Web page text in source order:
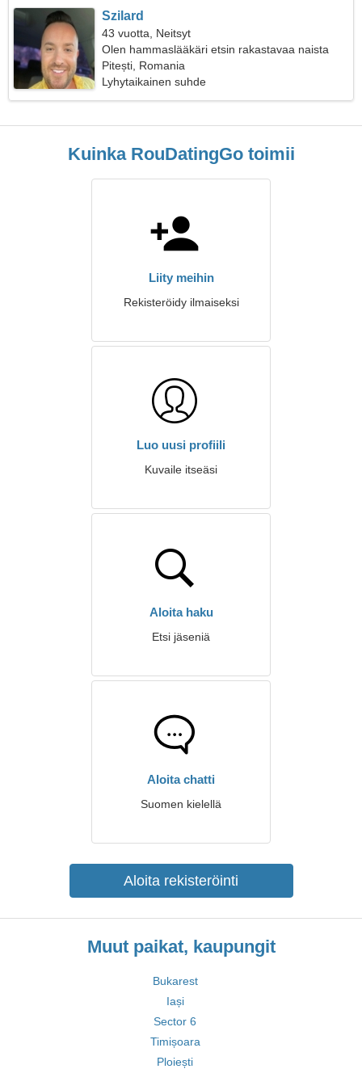
Szilard
43 vuotta, Neitsyt
Olen hammaslääkäri etsin rakastavaa naista
Pitești, Romania
Lyhytaikainen suhde
Kuinka RouDatingGo toimii
Liity meihin
Rekisteröidy ilmaiseksi
Luo uusi profiili
Kuvaile itseäsi
Aloita haku
Etsi jäseniä
Aloita chatti
Suomen kielellä
Aloita rekisteröinti
Muut paikat, kaupungit
Bukarest
Iași
Sector 6
Timișoara
Ploiești